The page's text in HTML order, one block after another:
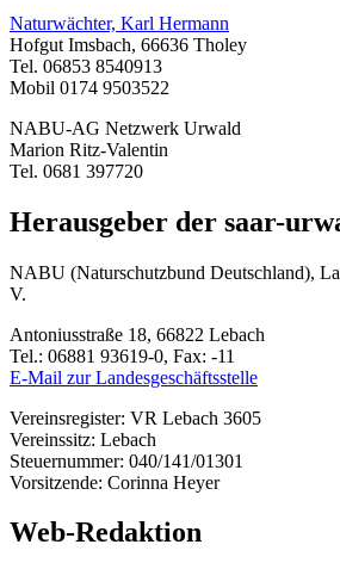
Naturwächter, Karl Hermann
Hofgut Imsbach, 66636 Tholey
Tel. 06853 8540913
Mobil 0174 9503522
NABU-AG Netzwerk Urwald
Marion Ritz-Valentin
Tel. 0681 397720
Herausgeber der saar-
NABU (Naturschutzbund Deutschland),
V.
Antoniusstraße 18, 66822 Lebach
Tel.: 06881 93619-0, Fax: -11
E-Mail zur Landesgeschäftsstelle
Vereinsregister: VR Lebach 3605
Vereinssitz: Lebach
Steuernummer: 040/141/01301
Vorsitzende: Corinna Heyer
Web-Redaktion